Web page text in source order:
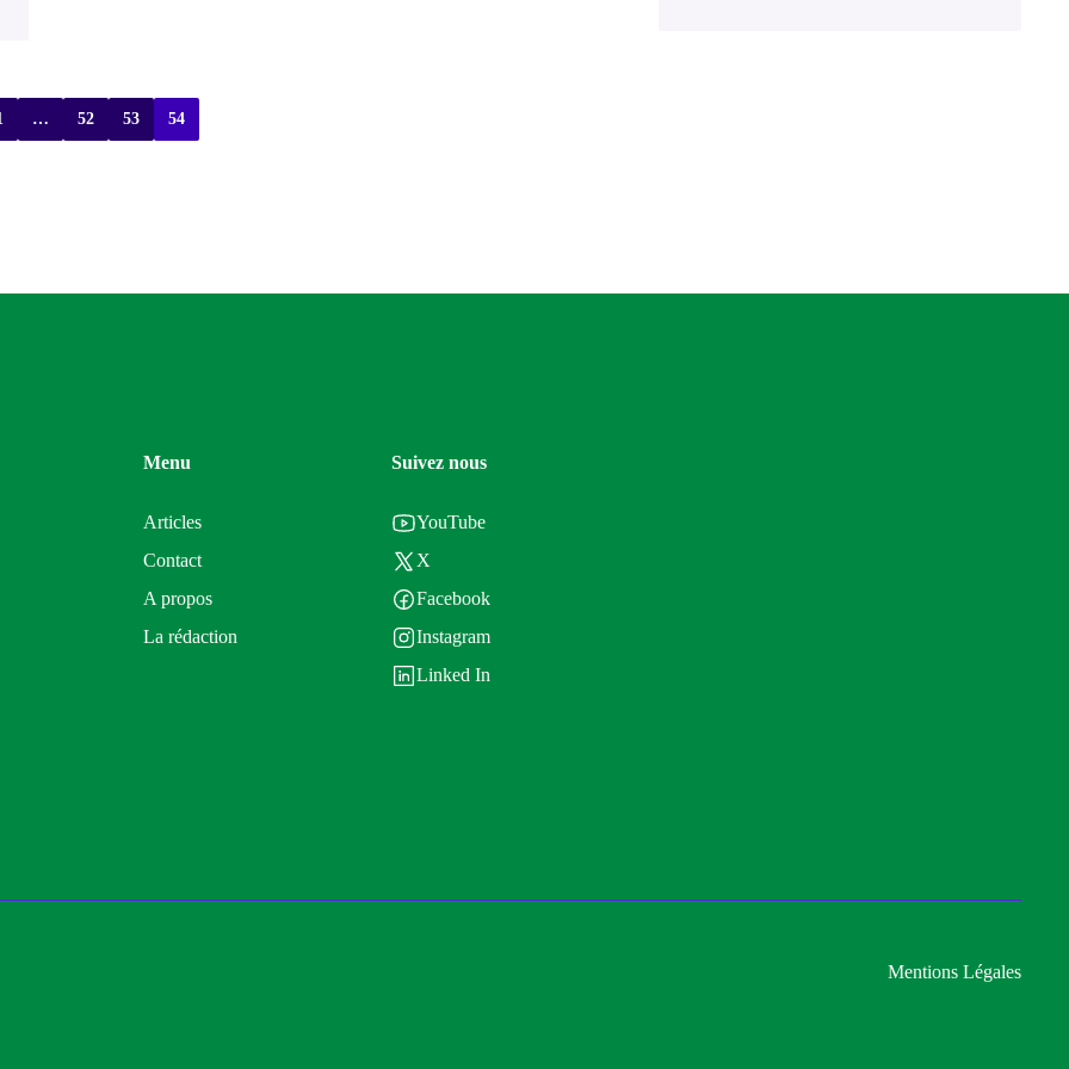
… 52 53 54
Menu
Articles
Contact
A propos
La rédaction
Suivez nous
YouTube
X
Facebook
Instagram
Linked In
Mentions Légales